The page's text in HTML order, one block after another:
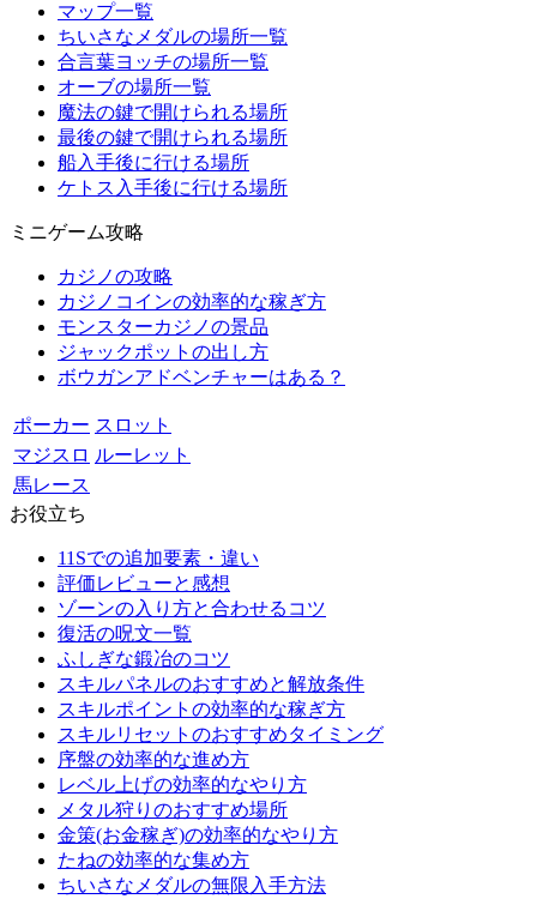
マップ一覧
ちいさなメダルの場所一覧
合言葉ヨッチの場所一覧
オーブの場所一覧
魔法の鍵で開けられる場所
最後の鍵で開けられる場所
船入手後に行ける場所
ケトス入手後に行ける場所
ミニゲーム攻略
カジノの攻略
カジノコインの効率的な稼ぎ方
モンスターカジノの景品
ジャックポットの出し方
ボウガンアドベンチャーはある？
ポーカー スロット
マジスロ ルーレット
馬レース
お役立ち
11Sでの追加要素・違い
評価レビューと感想
ゾーンの入り方と合わせるコツ
復活の呪文一覧
ふしぎな鍛冶のコツ
スキルパネルのおすすめと解放条件
スキルポイントの効率的な稼ぎ方
スキルリセットのおすすめタイミング
序盤の効率的な進め方
レベル上げの効率的なやり方
メタル狩りのおすすめ場所
金策(お金稼ぎ)の効率的なやり方
たねの効率的な集め方
ちいさなメダルの無限入手方法